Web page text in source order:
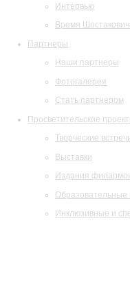
Интервью
Время
Партнеры
Наши партнеры
Фотогалерея
Стать партнером
Просветительские
Творческие
Выставки
Издания
Образовательные
Инклюзивные и